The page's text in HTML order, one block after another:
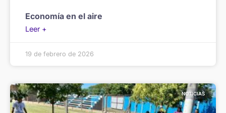
Economía en el aire
Leer +
19 de febrero de 2026
NOTICIAS